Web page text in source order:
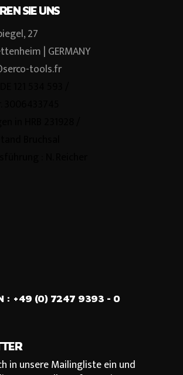
SIE UNS
27
| GERMANY
tools.fr
: +49 (0) 7247 9393 - 0
in unsere Mailingliste ein und